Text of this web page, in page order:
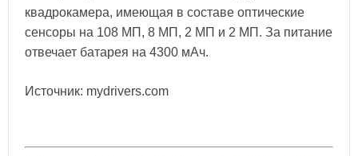
квадрокамера, имеющая в составе оптические
сенсоры на 108 МП, 8 МП, 2 МП и 2 МП. За питание
отвечает батарея на 4300 мАч.
Источник: mydrivers.com